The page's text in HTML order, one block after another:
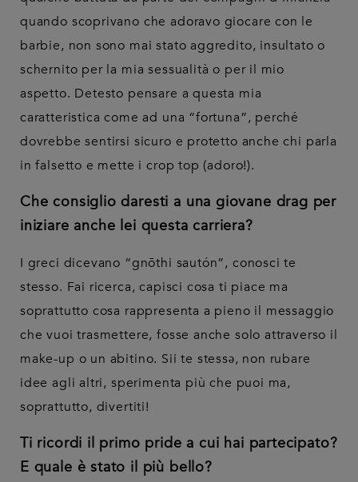
quando scoprivano che adoravo giocare con le
barbie, non sono mai stato aggredito, insultato o
schernito per la mia sessualità o per il mio
aspetto. Detesto pensare a questa mia
caratteristica come ad una “fortuna”, perché
dovrebbe sentirsi sicuro e protetto anche chi parla
in falsetto e mette i crop top (adoro!).
Che consiglio daresti a una giovane drag per
iniziare anche lei questa carriera?
I greci dicevano “gnōthi sautón”, conosci te
stesso. Fai ricerca, capisci cosa ti piace ma
soprattutto cosa rappresenta a pieno il messaggio
che vuoi trasmettere, fosse anche solo attraverso il
make-up o un abitino. Sii te stessə, non rubare
idee agli altri, sperimenta più che puoi ma,
soprattutto, divertiti!
Ti ricordi il primo pride a cui hai partecipato?
E quale è stato il più bello?